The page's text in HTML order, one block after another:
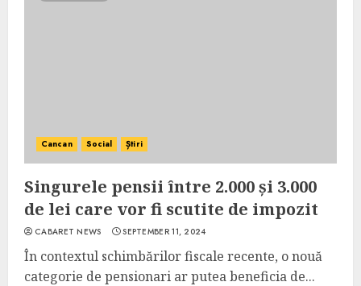
Cancan Social Știri
Singurele pensii între 2.000 și 3.000
de lei care vor fi scutite de impozit
CABARET NEWS SEPTEMBER 11, 2024
În contextul schimbărilor fiscale recente, o nouă
categorie de pensionari ar putea beneficia de...